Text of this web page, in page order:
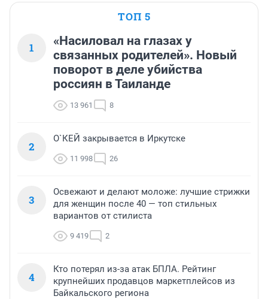
ТОП 5
1
«Насиловал на глазах у
связанных родителей». Новый
поворот в деле убийства
россиян в Таиланде
13 961 8
2
О`КЕЙ закрывается в Иркутске
11 998 26
3
Освежают и делают моложе: лучшие стрижки
для женщин после 40 — топ стильных
вариантов от стилиста
9 419 2
4
Кто потерял из-за атак БПЛА. Рейтинг
крупнейших продавцов маркетплейсов из
Байкальского региона